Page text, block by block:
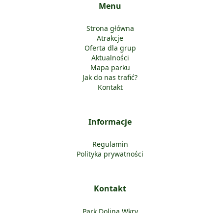
Menu
Strona główna
Atrakcje
Oferta dla grup
Aktualności
Mapa parku
Jak do nas trafić?
Kontakt
Informacje
Regulamin
Polityka prywatności
Kontakt